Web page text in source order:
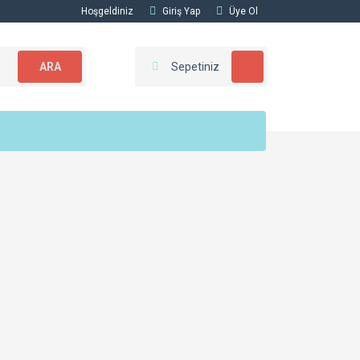
Hoşgeldiniz Giriş Yap Üye Ol
ARA Sepetiniz